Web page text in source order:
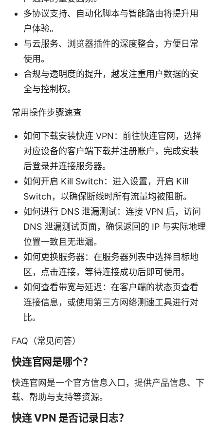
多协议支持、自动化脚本与智能路由将提升用
户体验。
与云服务、浏览器插件的深度整合，方便日常
使用。
合规与透明度的提升，越发注重用户数据的安
全与控制权。
常用操作步骤速查
如何下载安装快连 VPN：前往快连官网，选择
对应设备的客户端下载并注册账户，完成安装
后登录并连接服务器。
如何开启 Kill Switch：进入设置，开启 Kill
Switch，以确保断线时所有流量均被阻断。
如何进行 DNS 泄漏测试：连接 VPN 后，访问
DNS 泄漏测试页面，确保返回的 IP 与实际地理
位置一致且无泄漏。
如何更换服务器：在服务器列表中选择目标地
区，点击连接，等待连接成功后即可使用。
如何查看带宽与延迟：在客户端的状态页查看
连接信息，或使用第三方网络测速工具进行对
比。
FAQ（常见问答）
快连官网是哪个？
快连官网是一个官方信息入口，提供产品信息、下
载、帮助与支持等资源。
快连 VPN 是否记录日志？